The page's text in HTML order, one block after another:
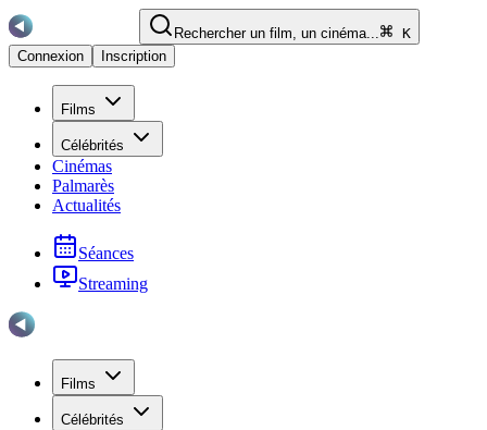
Rechercher un film, un cinéma...
K
Connexion
Inscription
Films
Célébrités
Cinémas
Palmarès
Actualités
Séances
Streaming
Films
Célébrités